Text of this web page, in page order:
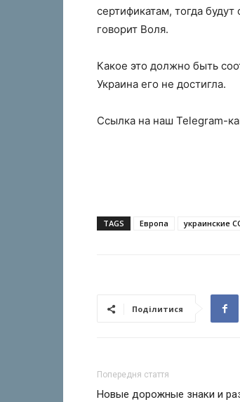
сертификатам, тогда
говорит Воля.
Какое это должно быть
Украина его не достигла.
Ссылка на наш Telegram-
TAGS Европа украинские
Поділитися
Попередня стаття
Новые дорожные знаки и